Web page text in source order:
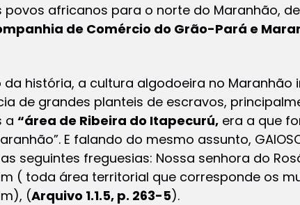
povos africanos para o norte do Maranhão,
de Comércio do Grão-Pará e
da história, a cultura algodoeira no
de grandes planteis de escravos,
a “área de Ribeira do Itapecurú, era a que
E falando do mesmo assunto,
seguintes freguesias: Nossa senhora do
( toda área territorial que corresponde os
(Arquivo 1.1.5, p. 263-5).